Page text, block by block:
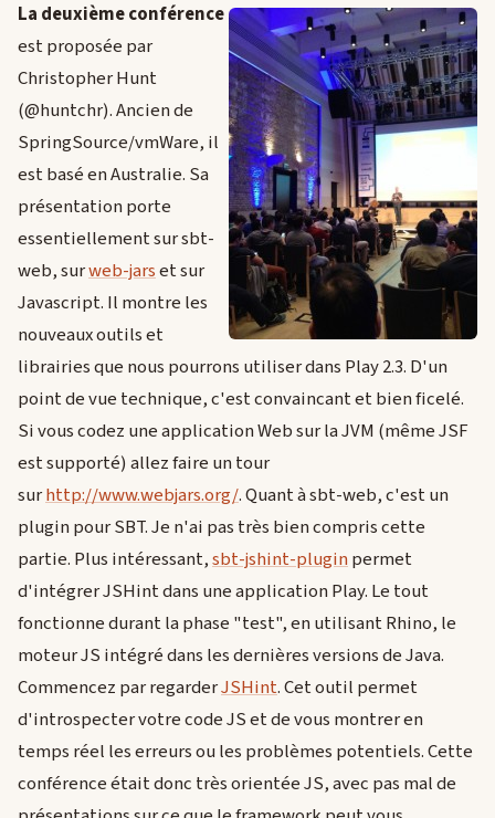
La deuxième conférence
est proposée par
Christopher Hunt
(@huntchr). Ancien de
SpringSource/vmWare, il
est basé en Australie. Sa
présentation porte
essentiellement sur sbt-
web, surweb-jarset sur
Javascript. Il montre les
nouveaux outils et
librairies que nous pourrons utiliser dans Play 2.3. D'un
point de vue technique, c'est convaincant et bien ficelé.
Si vous codez une application Web sur la JVM (même JSF
est supporté) allez faire un tour
surhttp://www.webjars.org/. Quant à sbt-web, c'est un
plugin pour SBT. Je n'ai pas très bien compris cette
partie. Plus intéressant,sbt-jshint-pluginpermet
d'intégrer JSHint dans une application Play. Le tout
fonctionne durant la phase "test", en utilisant Rhino, le
moteur JS intégré dans les dernières versions de Java.
Commencez par regarderJSHint. Cet outil permet
d'introspecter votre code JS et de vous montrer en
temps réel les erreurs ou les problèmes potentiels. Cette
conférence était donc très orientée JS, avec pas mal de